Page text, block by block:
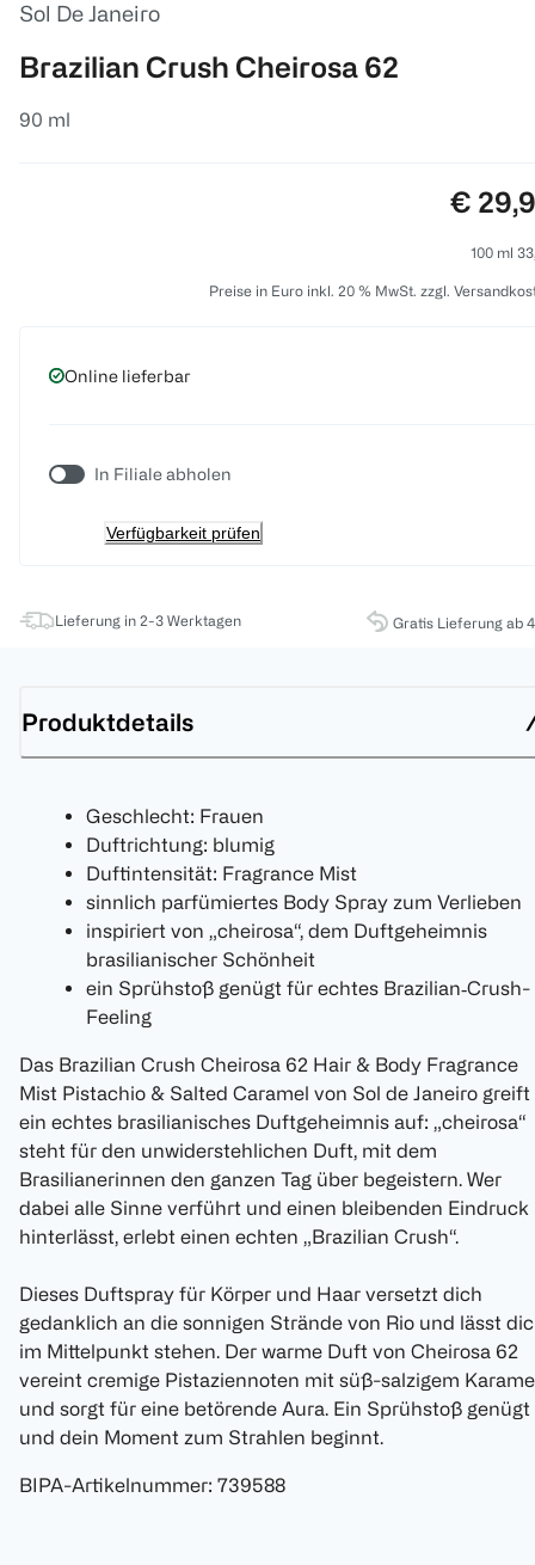
Sol De Janeiro
Brazilian Crush Cheirosa 62
90 ml
Preis:
€
100 ml
Preise in Euro inkl. 20 % MwSt. zzgl.
Online lieferbar
In Filiale abholen
Verfügbarkeit prüfen
Lieferung in 2-3 Werktagen Gratis Lieferung ab
Produktdetails
Geschlecht: Frauen
Duftrichtung: blumig
Duftintensität: Fragrance Mist
sinnlich parfümiertes Body Spray zum Verlieben
inspiriert von „cheirosa“, dem Duftgeheimnis
brasilianischer Schönheit
ein Sprühstoß genügt für echtes Brazilian‑Crush-
Feeling
Das Brazilian Crush Cheirosa 62 Hair & Body Fragrance
Mist Pistachio & Salted Caramel von Sol de Janeiro greift
ein echtes brasilianisches Duftgeheimnis auf: „cheirosa“
steht für den unwiderstehlichen Duft, mit dem
Brasilianerinnen den ganzen Tag über begeistern. Wer
dabei alle Sinne verführt und einen bleibenden Eindruck
hinterlässt, erlebt einen echten „Brazilian Crush“.
Dieses Duftspray für Körper und Haar versetzt dich
gedanklich an die sonnigen Strände von Rio und lässt
im Mittelpunkt stehen. Der warme Duft von Cheirosa 62
vereint cremige Pistaziennoten mit süß-salzigem
und sorgt für eine betörende Aura. Ein Sprühstoß genügt
und dein Moment zum Strahlen beginnt.
BIPA-Artikelnummer: 739588